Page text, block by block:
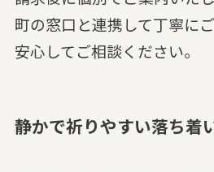
町の窓口と連携して丁寧に
安心してご相談ください。
静かで祈りやすい落ち着